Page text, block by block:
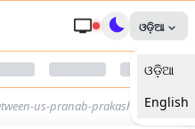
ଓଡ଼ିଆ
ଓଡ଼ିଆ
English
us-pranab-prakash-das